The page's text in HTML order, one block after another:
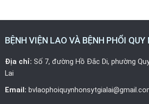
k
BỆNH VIỆN LAO VÀ BỆNH PHỔI QUY
Địa chỉ: Số 7, đường Hồ Đắc Di, phường
Lai
Email: